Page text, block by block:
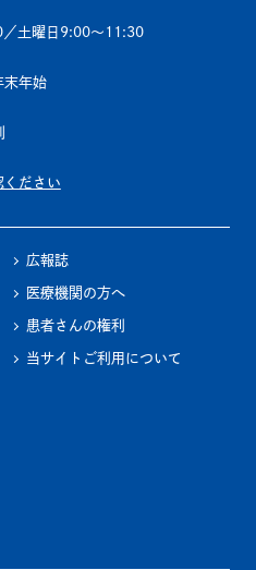
／土曜日9:00～11:30
末年始
ください
広報誌
医療機関の方へ
患者さんの権利
当サイトご利用について